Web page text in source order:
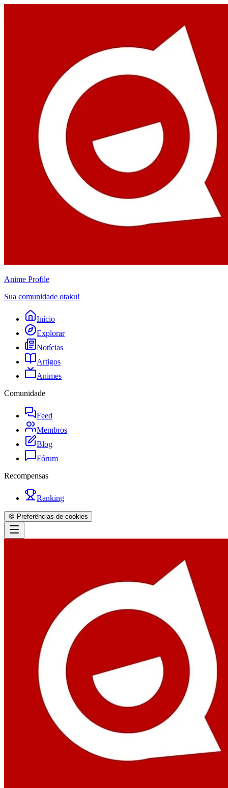
Anime Profile
Sua comunidade otaku!
Início
Explorar
Notícias
Artigos
Animes
Comunidade
Feed
Membros
Blog
Fórum
Recompensas
Ranking
🍪 Preferências de cookies